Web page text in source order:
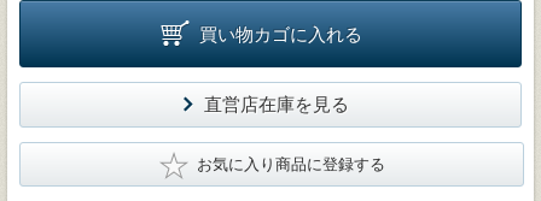
買い物カゴに入れる
直営店在庫を見る
★ お気に入り商品に登録する